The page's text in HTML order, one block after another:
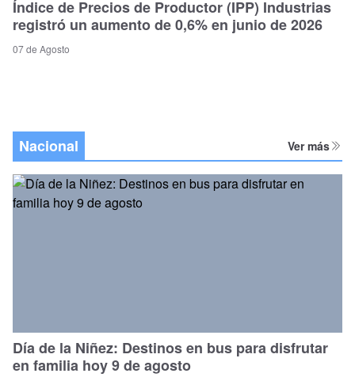
Índice de Precios de Productor (IPP) Industrias
registró un aumento de 0,6% en junio de 2026
07 de Agosto
Nacional Ver más
Día de la Niñez: Destinos en bus para disfrutar
en familia hoy 9 de agosto